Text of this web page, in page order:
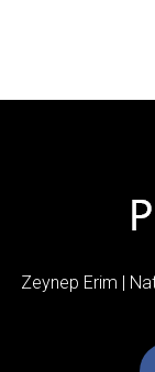
Zeynep Erim |